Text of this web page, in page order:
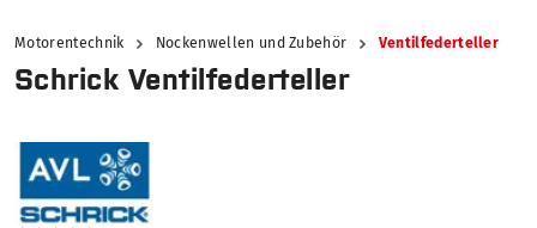
Motorentechnik Nockenwellen und Zubehör Ventilfederteller
Schrick Ventilfederteller